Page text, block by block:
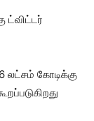
ட்விட்டர்
லட்சம் கோடிக்கு